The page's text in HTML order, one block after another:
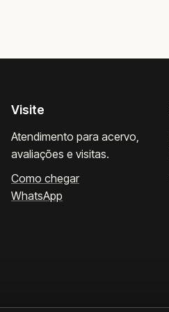
Visite
Atendimento para acervo,
avaliações e visitas.
Como chegar
WhatsApp